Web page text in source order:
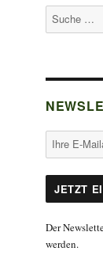
Suche
nach:
Der
werden.